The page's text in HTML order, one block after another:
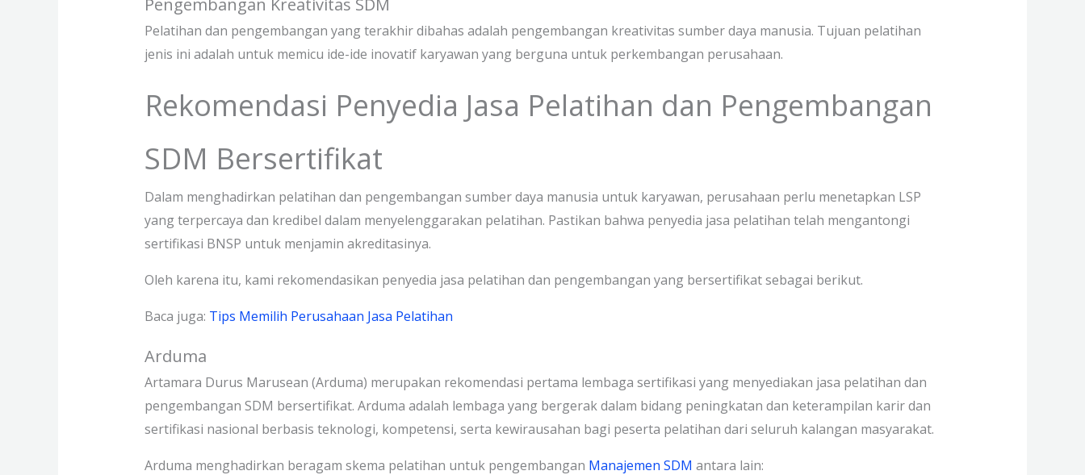
Pelatihan dan pengembangan yang terakhir dibahas adalah pengembangan kreativitas sumber daya manusia. Tujuan pelatihan
jenis ini adalah untuk memicu ide-ide inovatif karyawan yang berguna untuk perkembangan perusahaan.
Rekomendasi Penyedia Jasa Pelatihan dan Pengembangan
SDM Bersertifikat
Dalam menghadirkan pelatihan dan pengembangan sumber daya manusia untuk karyawan, perusahaan perlu menetapkan LSP
yang terpercaya dan kredibel dalam menyelenggarakan pelatihan. Pastikan bahwa penyedia jasa pelatihan telah mengantongi
sertifikasi BNSP untuk menjamin akreditasinya.
Oleh karena itu, kami rekomendasikan penyedia jasa pelatihan dan pengembangan yang bersertifikat sebagai berikut.
Baca juga: Tips Memilih Perusahaan Jasa Pelatihan
Arduma
Artamara Durus Marusean (Arduma) merupakan rekomendasi pertama lembaga sertifikasi yang menyediakan jasa pelatihan dan
pengembangan SDM bersertifikat. Arduma adalah lembaga yang bergerak dalam bidang peningkatan dan keterampilan karir dan
sertifikasi nasional berbasis teknologi, kompetensi, serta kewirausahan bagi peserta pelatihan dari seluruh kalangan masyarakat.
Arduma menghadirkan beragam skema pelatihan untuk pengembangan Manajemen SDM antara lain: